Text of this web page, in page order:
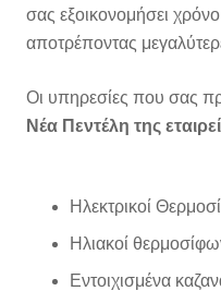
σας εξοικονομήσει
αποτρέποντας
Οι υπηρεσίες που σας
Νέα Πεντέλη της
Ηλεκτρικοί
Ηλιακοί
Εντοιχισμένα